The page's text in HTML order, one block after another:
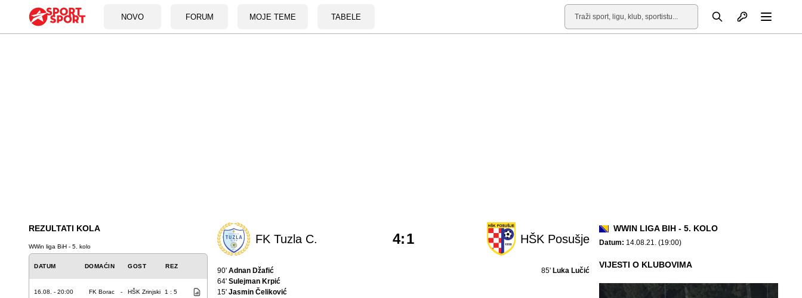
NOVO FORUM MOJE TEME TABELE
Pretraga Otvori profil
REZULTATI KOLA
WWin liga BiH - 5. kolo
DATUM DOMAĆIN GOST REZ
16.08. - 20:00 FK Borac - HŠK Zrinjski 1 : 5
FK Tuzla C. HŠK Posušje
4:1
90' Adnan Džafić
64' Sulejman Krpić
15' Jasmin Čeliković
85' Luka Lučić
WWIN LIGA BIH - 5. KOLO
Datum: 14.08.21. (19:00)
VIJESTI O KLUBOVIMA